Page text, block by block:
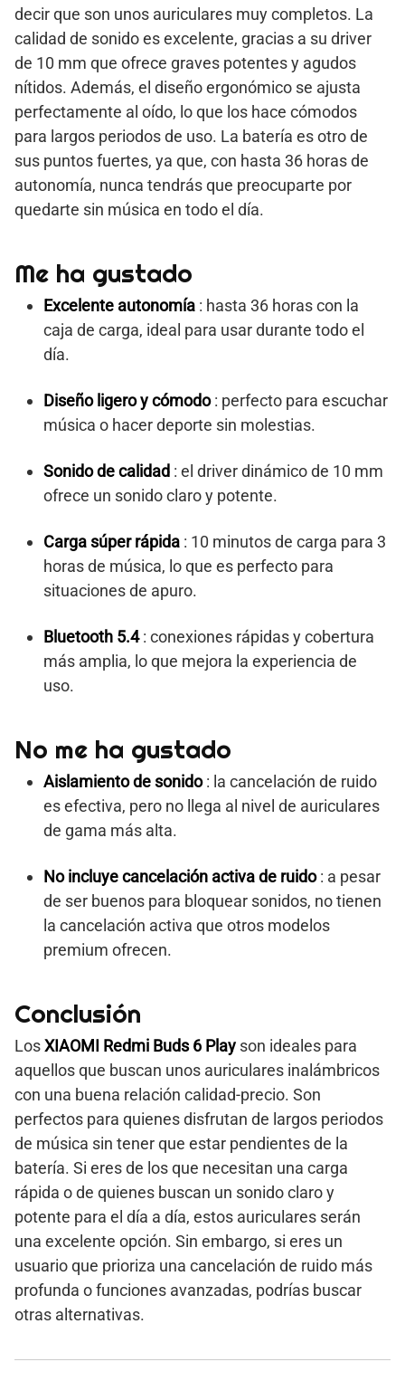
decir que son unos auriculares muy completos. La
calidad de sonido es excelente, gracias a su driver
de 10 mm que ofrece graves potentes y agudos
nítidos. Además, el diseño ergonómico se ajusta
perfectamente al oído, lo que los hace cómodos
para largos periodos de uso. La batería es otro de
sus puntos fuertes, ya que, con hasta 36 horas de
autonomía, nunca tendrás que preocuparte por
quedarte sin música en todo el día.
Me ha gustado
Excelente autonomía : hasta 36 horas con la
caja de carga, ideal para usar durante todo el
día.
Diseño ligero y cómodo: perfecto para escuchar
música o hacer deporte sin molestias.
Sonido de calidad : el driver dinámico de 10 mm
ofrece un sonido claro y potente.
Carga súper rápida : 10 minutos de carga para 3
horas de música, lo que es perfecto para
situaciones de apuro.
Bluetooth 5.4: conexiones rápidas y cobertura
más amplia, lo que mejora la experiencia de
uso.
No me ha gustado
Aislamiento de sonido: la cancelación de ruido
es efectiva, pero no llega al nivel de auriculares
de gama más alta.
No incluye cancelación activa de ruido: a pesar
de ser buenos para bloquear sonidos, no tienen
la cancelación activa que otros modelos
premium ofrecen.
Conclusión
LosXIAOMI Redmi Buds 6 Play son ideales para
aquellos que buscan unos auriculares inalámbricos
con una buena relación calidad-precio. Son
perfectos para quienes disfrutan de largos periodos
de música sin tener que estar pendientes de la
batería. Si eres de los que necesitan una carga
rápida o de quienes buscan un sonido claro y
potente para el día a día, estos auriculares serán
una excelente opción. Sin embargo, si eres un
usuario que prioriza una cancelación de ruido más
profunda o funciones avanzadas, podrías buscar
otras alternativas.